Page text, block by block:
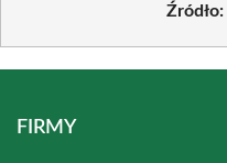
Źródło:
FIRMY